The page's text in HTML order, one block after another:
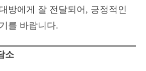
방에게 잘 전달되어, 긍정적인
를 바랍니다.
소